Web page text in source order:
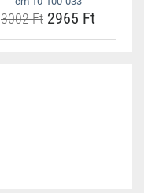
3002 Ft 2965 Ft